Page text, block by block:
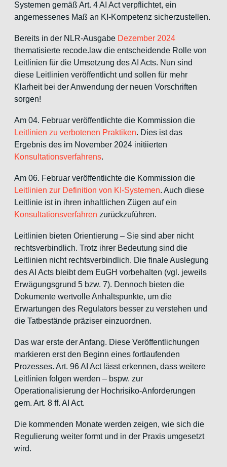
Systemen gemäß Art. 4 AI Act verpflichtet, ein
angemessenes Maß an KI-Kompetenz sicherzustellen.
Bereits in der NLR-Ausgabe Dezember 2024
thematisierte recode.law die entscheidende Rolle von
Leitlinien für die Umsetzung des AI Acts. Nun sind
diese Leitlinien veröffentlicht und sollen für mehr
Klarheit bei der Anwendung der neuen Vorschriften
sorgen!
Am 04. Februar veröffentlichte die Kommission die
Leitlinien zu verbotenen Praktiken. Dies ist das
Ergebnis des im November 2024 initiierten
Konsultationsverfahrens.
Am 06. Februar veröffentlichte die Kommission die
Leitlinien zur Definition von KI-Systemen. Auch diese
Leitlinie ist in ihren inhaltlichen Zügen auf ein
Konsultationsverfahren zurückzuführen.
Leitlinien bieten Orientierung – Sie sind aber nicht
rechtsverbindlich. Trotz ihrer Bedeutung sind die
Leitlinien nicht rechtsverbindlich. Die finale Auslegung
des AI Acts bleibt dem EuGH vorbehalten (vgl. jeweils
Erwägungsgrund 5 bzw. 7). Dennoch bieten die
Dokumente wertvolle Anhaltspunkte, um die
Erwartungen des Regulators besser zu verstehen und
die Tatbestände präziser einzuordnen.
Das war erste der Anfang. Diese Veröffentlichungen
markieren erst den Beginn eines fortlaufenden
Prozesses. Art. 96 AI Act lässt erkennen, dass weitere
Leitlinien folgen werden – bspw. zur
Operationalisierung der Hochrisiko-Anforderungen
gem. Art. 8 ff. AI Act.
Die kommenden Monate werden zeigen, wie sich die
Regulierung weiter formt und in der Praxis umgesetzt
wird.